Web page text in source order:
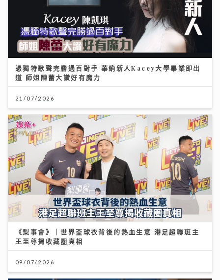
憑獨特歌聲完勝過百對手 華納新人Kacey大學畢業即出
道 師姐陳蕾大讚好有魔力
21/07/2026
《梨事會》｜世界盃球衣背後的熱血生意 港足超聯班主
王至尊揭收藏圈真相
09/07/2026